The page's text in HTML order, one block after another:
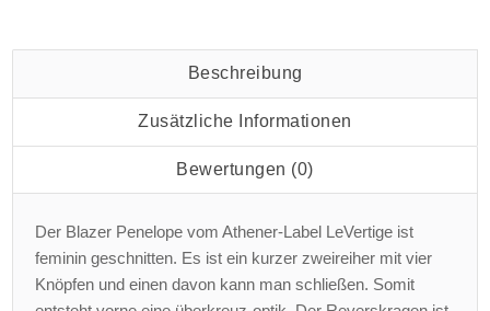
Beschreibung
Zusätzliche Informationen
Bewertungen (0)
Der Blazer Penelope vom Athener-Label LeVertige ist
feminin geschnitten. Es ist ein kurzer zweireiher mit vier
Knöpfen und einen davon kann man schließen. Somit